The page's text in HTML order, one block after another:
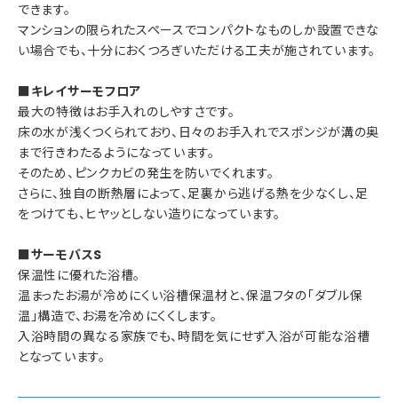
できます。
マンションの限られたスペースでコンパクトなものしか設置できな
い場合でも、十分におくつろぎいただける工夫が施されています。
■キレイサーモフロア
最大の特徴はお手入れのしやすさです。
床の水が浅くつくられており、日々のお手入れでスポンジが溝の奥
まで行きわたるようになっています。
そのため、ピンクカビの発生を防いでくれます。
さらに、独自の断熱層によって、足裏から逃げる熱を少なくし、足
をつけても、ヒヤッとしない造りになっています。
■サーモバスS
保温性に優れた浴槽。
温まったお湯が冷めにくい浴槽保温材と、保温フタの「ダブル保
温」構造で、お湯を冷めにくくします。
入浴時間の異なる家族でも、時間を気にせず入浴が可能な浴槽
となっています。